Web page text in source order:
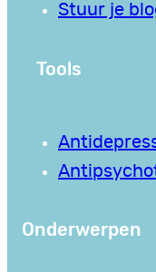
Stuur je
Tools
Onderwerpen